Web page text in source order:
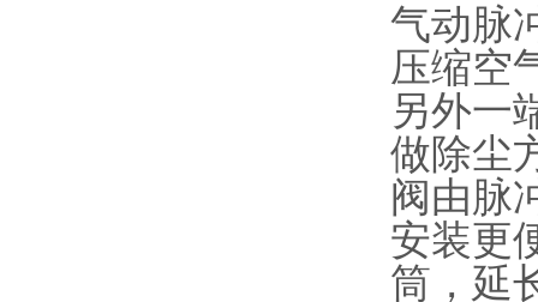
气动脉
压缩空
另外一
做除尘
阀由脉
安装更
筒，延